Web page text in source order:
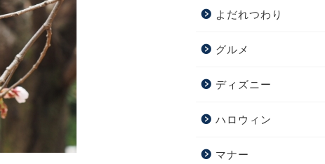
よだれつわり
グルメ
ディズニー
ハロウィン
マナー